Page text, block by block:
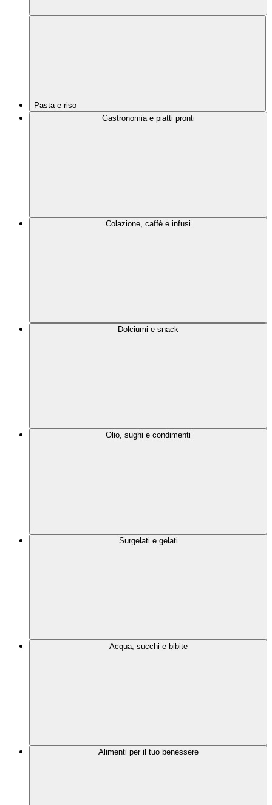
Pasta e riso
Gastronomia e piatti pronti
Colazione, caffè e infusi
Dolciumi e snack
Olio, sughi e condimenti
Surgelati e gelati
Acqua, succhi e bibite
Alimenti per il tuo benessere